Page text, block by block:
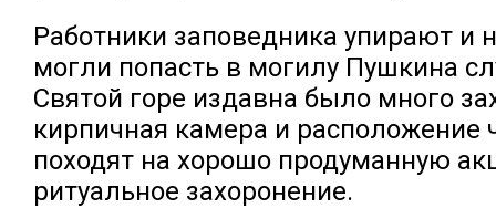
Работники заповедника упирают и
могли попасть в могилу Пушкина
Святой горе издавна было много
кирпичная камера и расположение
походят на хорошо продуманную
ритуальное захоронение.